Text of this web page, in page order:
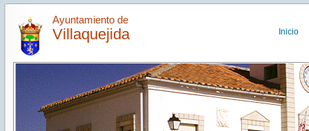
Ayuntamiento de
Villaquejida Inicio